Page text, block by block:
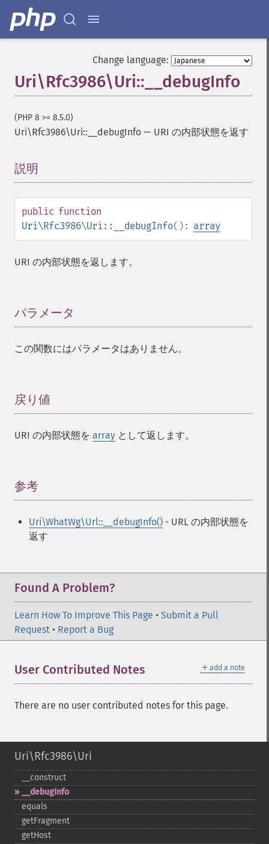
Change language:
Uri\Rfc3986\Uri::__debugInfo
(PHP 8 >= 8.5.0)
Uri\Rfc3986\Uri::__debugInfo — URI の内部状態を返す
説明
public function
Uri\Rfc3986\Uri::__debugInfo(): array
URI の内部状態を返します。
パラメータ
この関数にはパラメータはありません。
戻り値
URI の内部状態を array として返します。
参考
Uri\WhatWg\Url::__debugInfo() - URL の内部状態を
返す
Found A Problem?
Learn How To Improve This Page • Submit a Pull
Request • Report a Bug
＋ add a note
User Contributed Notes
There are no user contributed notes for this page.
Uri\Rfc3986\Uri
_​_​construct
_​_​debugInfo
equals
getFragment
getHost